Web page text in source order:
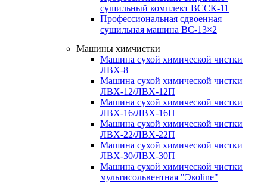
сушильный комплект ВССК-11
Профессиональная сдвоенная
сушильная машина ВС-13×2
Машины химчистки
Машина сухой химической чистки
ЛВХ-8
Машина сухой химической чистки
ЛВХ-12/ЛВХ-12П
Машина сухой химической чистки
ЛВХ-16/ЛВХ-16П
Машина сухой химической чистки
ЛВХ-22/ЛВХ-22П
Машина сухой химической чистки
ЛВХ-30/ЛВХ-30П
Машина сухой химической чистки
мультисольвентная "Экоline"